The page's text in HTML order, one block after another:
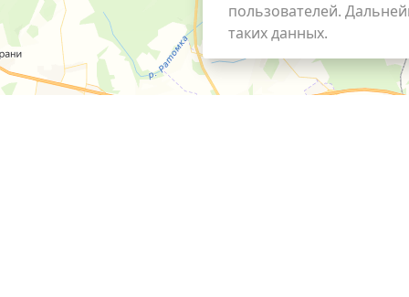
пользователей.
таких данных.